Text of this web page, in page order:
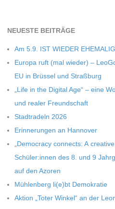
C
H
M
I
D
T
-
NEU­ESTE BEITRÄGE
Am 5.9. IST WIEDER
Europa ruft (mal wie­der) –
EU in Brüs­sel und Straßburg
„Life in the Digi­tal Age“ – eine
und rea­ler Freundschaft
Stadt­ra­deln 2026
Erin­ne­run­gen an Hannover
„Demo­cracy con­nects: A
Schüler:innen des 8. und 9
auf den Azoren
Müh­len­berg li(e)bt Demokratie
Aktion „Toter Win­kel“ an der